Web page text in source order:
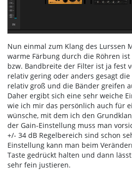
Nun einmal zum Klang des Lurssen
warme Färbung durch die Röhren
bzw. Bandbreite der Filter ist ja fest
relativ gering oder anders gesagt
relativ groß und die Bänder greifen
Daher ergibt sich eine sehr weiche
wie ich mir das persönlich auch für
wünsche, mit dem ich den
der Gain-Einstellung muss man
+/- 34 dB Regelbereich sind schon
Einstellung kann man beim
Taste gedrückt halten und dann
sehr fein justieren.